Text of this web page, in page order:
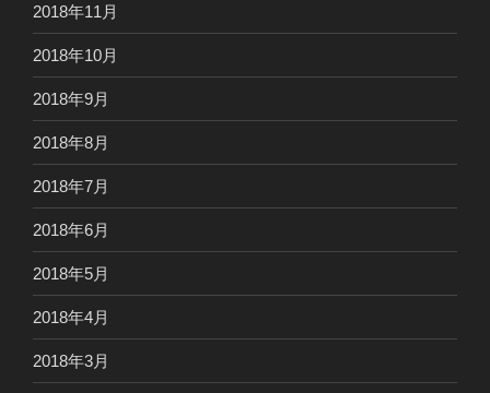
2018年11月
2018年10月
2018年9月
2018年8月
2018年7月
2018年6月
2018年5月
2018年4月
2018年3月